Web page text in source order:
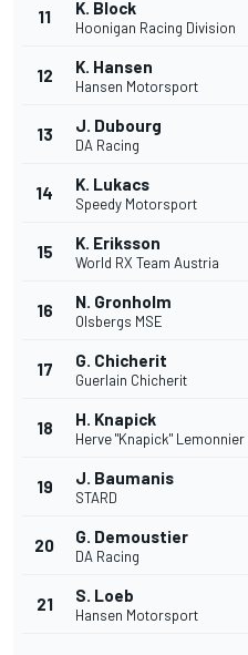
11 K. Block
Hoonigan Racing Division
12 K. Hansen
Hansen Motorsport
13 J. Dubourg
DA Racing
14 K. Lukacs
Speedy Motorsport
15 K. Eriksson
World RX Team Austria
16 N. Gronholm
Olsbergs MSE
17 G. Chicherit
Guerlain Chicherit
18 H. Knapick
Herve "Knapick" Lemonnier
19 J. Baumanis
STARD
20 G. Demoustier
DA Racing
21 S. Loeb
Hansen Motorsport